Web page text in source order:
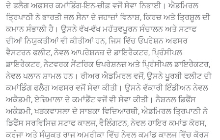
ਦੇ ਫਲੈਗ ਅਫ਼ਸਰ ਕਮਾਂਡਿੰਗ-ਇਨ-ਚੀਫ਼ ਵਜੋਂ ਸੇਵਾ ਨਿਭਾਈ। ਐਡਮਿਰਲ
ਤ੍ਰਿਪਾਠੀ ਨੇ ਭਾਰਤੀ ਜਲ ਸੈਨਾ ਦੇ ਜਹਾਜ਼ਾਂ ਵਿਨਾਸ਼, ਕਿਰਚ ਅਤੇ ਤ੍ਰਿਸ਼ੂਲ ਦੀ
ਕਮਾਨ ਸੰਭਾਲੀ ਹੈ। ਉਸਨੇ ਵੱਖ-ਵੱਖ ਮਹੱਤਵਪੂਰਨ ਸੰਚਾਲਨ ਅਤੇ ਸਟਾਫ
ਦੀਆਂ ਨਿਯੁਕਤੀਆਂ ਵੀ ਕੀਤੀਆਂ ਹਨ, ਜਿਸ ਵਿੱਚ ਓਪਰੇਸ਼ਨ ਅਫਸਰ
ਵੈਸਟਰਨ ਫਲੀਟ, ਨੇਵਲ ਆਪਰੇਸ਼ਨਜ਼ ਦੇ ਡਾਇਰੈਕਟਰ, ਪ੍ਰਿੰਸੀਪਲ
ਡਾਇਰੈਕਟਰ, ਨੈਟਵਰਕ ਸੈਂਟਰਿਕ ਓਪਰੇਸ਼ਨਜ਼ ਅਤੇ ਪ੍ਰਿੰਸੀਪਲ ਡਾਇਰੈਕਟਰ,
ਨੇਵਲ ਪਲਾਨ ਸ਼ਾਮਲ ਹਨ। ਰੀਅਰ ਐਡਮਿਰਲ ਵਜੋਂ, ਉਸਨੇ ਪੂਰਬੀ ਫਲੀਟ ਦੀ
ਕਮਾਂਡਿੰਗ ਫਲੈਗ ਅਫਸਰ ਵਜੋਂ ਸੇਵਾ ਕੀਤੀ। ਉਸਨੇ ਵੱਕਾਰੀ ਇੰਡੀਅਨ ਨੇਵਲ
ਅਕੈਡਮੀ, ਏਜ਼ਿਮਾਲਾ ਦੇ ਕਮਾਂਡੈਂਟ ਵਜੋਂ ਵੀ ਸੇਵਾ ਕੀਤੀ। ਨੈਸ਼ਨਲ ਡਿਫੈਂਸ
ਅਕੈਡਮੀ, ਖੜਕਵਾਸਲਾ ਦੇ ਸਾਬਕਾ ਵਿਦਿਆਰਥੀ, ਐਡਮਿਰਲ ਤ੍ਰਿਪਾਠੀ ਨੇ
ਡਿਫੈਂਸ ਸਰਵਿਸਿਜ਼ ਸਟਾਫ ਕਾਲਜ, ਵੈਲਿੰਗਟਨ, ਨੇਵਲ ਹਾਇਰ ਕਮਾਂਡ ਕੋਰਸ,
ਕਰੰਜਾ ਅਤੇ ਸੰਯੁਕਤ ਰਾਜ ਅਮਰੀਕਾ ਵਿੱਚ ਨੇਵਲ ਕਮਾਂਡ ਕਾਲਜ ਵਿੱਚ ਕੋਰਸ